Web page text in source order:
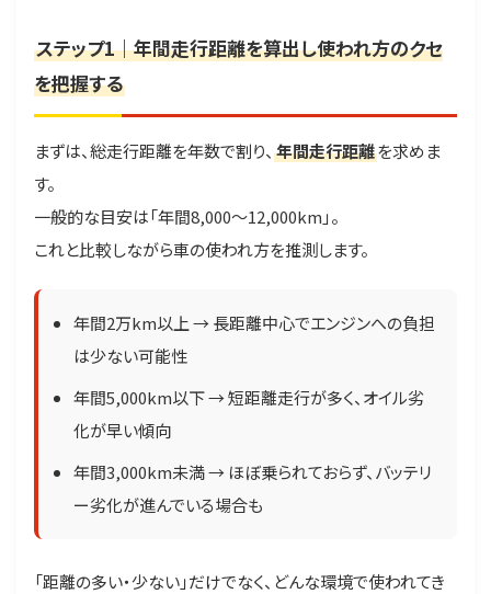
ステップ1｜年間走行距離を算出し使われ方のクセ
を把握する
まずは、総走行距離を年数で割り、 年間走行距離を求めま
す。
一般的な目安は「年間8,000〜12,000km」。
これと比較しながら車の使われ方を推測します。
年間2万km以上 → 長距離中心でエンジンへの負担
は少ない可能性
年間5,000km以下 → 短距離走行が多く、オイル劣
化が早い傾向
年間3,000km未満 → ほぼ乗られておらず、バッテリ
ー劣化が進んでいる場合も
「距離の多い・少ない」だけでなく、どんな環境で使われてき